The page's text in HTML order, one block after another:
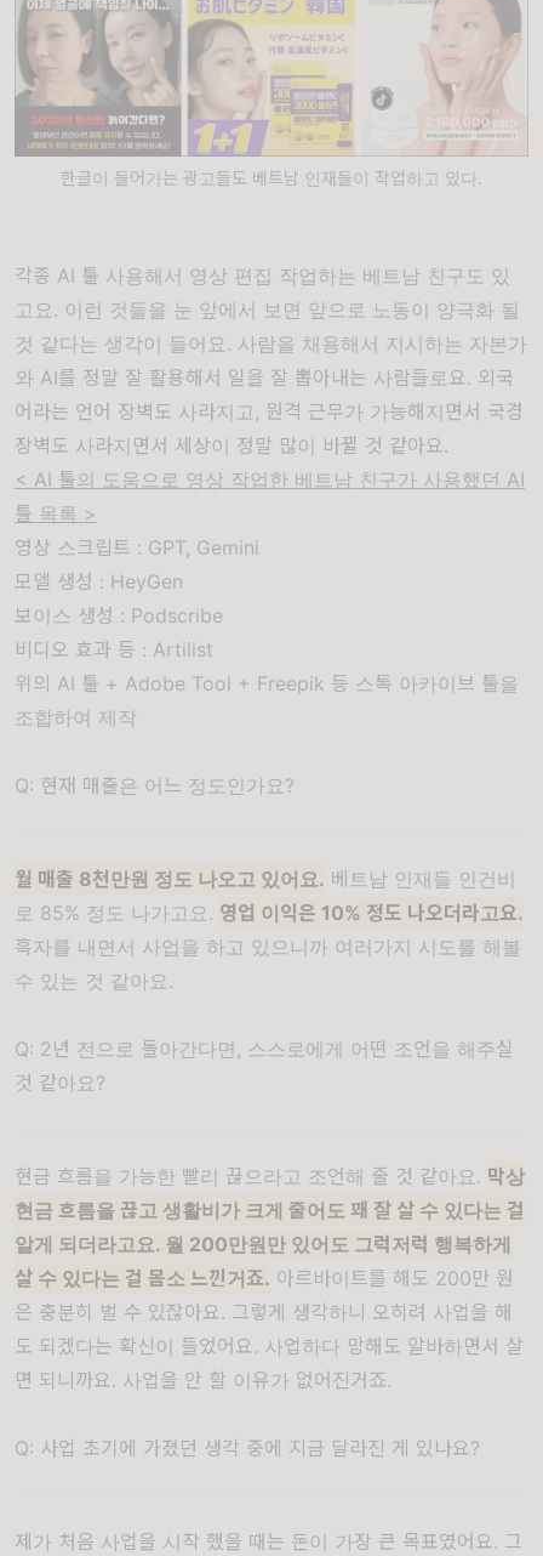
한글이 들어가는 광고들도 베트남 인재들이 작업하고 있다.
각종 AI 툴 사용해서 영상 편집 작업하는 베트남 친구도 있
고요. 이런 것들을 눈 앞에서 보면 앞으로 노동이 양극화 될
것 같다는 생각이 들어요. 사람을 채용해서 지시하는 자본가
와 AI를 정말 잘 활용해서 일을 잘 뽑아내는 사람들로요. 외국
어라는 언어 장벽도 사라지고, 원격 근무가 가능해지면서 국경
장벽도 사라지면서 세상이 정말 많이 바뀔 것 같아요.
< AI 툴의 도움으로 영상 작업한 베트남 친구가 사용했던 AI
툴 목록 >
영상 스크립트 : GPT, Gemini
모델 생성 : HeyGen
보이스 생성 : Podscribe
비디오 효과 등 : Artilist
위의 AI 툴 + Adobe Tool + Freepik 등 스톡 아카이브 툴을
조합하여 제작
Q: 현재 매출은 어느 정도인가요?
월 매출 8천만원 정도 나오고 있어요. 베트남 인재들 인건비
로 85% 정도 나가고요. 영업 이익은 10% 정도 나오더라고요.
흑자를 내면서 사업을 하고 있으니까 여러가지 시도를 해볼
수 있는 것 같아요.
Q: 2년 전으로 돌아간다면, 스스로에게 어떤 조언을 해주실
것 같아요?
현금 흐름을 가능한 빨리 끊으라고 조언해 줄 것 같아요. 막상
현금 흐름을 끊고 생활비가 크게 줄어도 꽤 잘 살 수 있다는 걸
알게 되더라고요. 월 200만원만 있어도 그럭저럭 행복하게
살 수 있다는 걸 몸소 느낀거죠. 아르바이트를 해도 200만 원
은 충분히 벌 수 있잖아요. 그렇게 생각하니 오히려 사업을 해
도 되겠다는 확신이 들었어요. 사업하다 망해도 알바하면서 살
면 되니까요. 사업을 안 할 이유가 없어진거죠.
Q: 사업 초기에 가졌던 생각 중에 지금 달라진 게 있나요?
제가 처음 사업을 시작 했을 때는 돈이 가장 큰 목표였어요. 그